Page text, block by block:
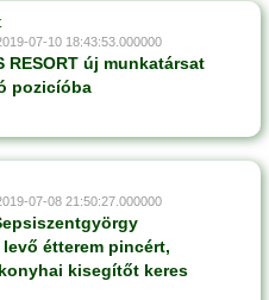
07-10 18:43:53.000000
RESORT új munkatársat
pozicíóba
07-08 21:50:27.000000
étterem pincért,
kisegítőt keres